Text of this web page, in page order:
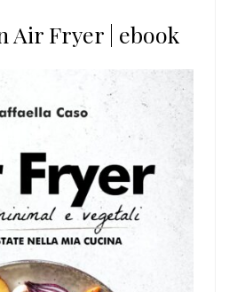
Air Fryer | ebook